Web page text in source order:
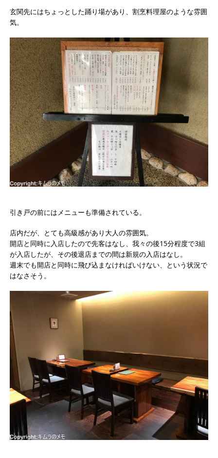
玄関先にはちょっとした踊り場があり、割烹料理屋のような雰囲
気。
引き戸の前にはメニューも準備されている。
店内だが、とても高級感があり大人の雰囲気。
開店と同時に入店したので先客はなし、我々の後15分程度で3組
が入店したが、その後退店までの間は新規の入店はなし。
週末でも開店と同時に飛び込まなければいけない、という状況で
はなさそう。